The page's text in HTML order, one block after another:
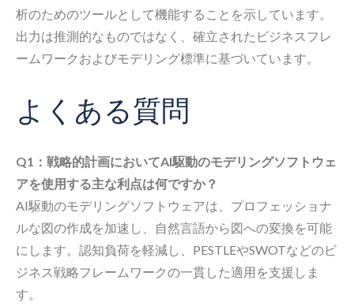
析のためのツールとして機能することを示しています。
出力は推測的なものではなく、確立されたビジネスフレ
ームワークおよびモデリング標準に基づいています。
よくある質問
Q1：戦略的計画においてAI駆動のモデリングソフトウェ
アを使用する主な利点は何ですか？
AI駆動のモデリングソフトウェアは、プロフェッショナ
ルな図の作成を加速し、自然言語から図への変換を可能
にします。認知負荷を軽減し、PESTLEやSWOTなどのビ
ジネス戦略フレームワークの一貫した適用を支援しま
す。